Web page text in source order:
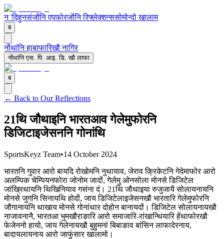
न 'दिहुनसंजोंनि एपफोरजोंनि रिफ्लेक्शन्ससोमोन्दो खालाम
ब
नोंथांनि हाबाफारिखौ नागिर
नोंथांनि एस. पि. आइ. डि. खौ लाफा
ब
← Back to Our Reflections
21थि जौथाइनि भारतआव गेलेमुफोरनि
डिजिटाइजेसननि गोनांथि
SportsKeyz Team•14 October 2024
भारतनि गुवार आरो बायदि रोखोमनि नुथायाव, जेराव क्रिकेटनि गेदेमाफोर आरो
अलम्पिक चेम्पियनफोरा जोनोम जादों, गेलेमु ओनसोला मोनसे डिजिटेल
जांख्रिथायनि थिखिनियाव गसंना दं। 21थि जौथाइया रुजुजायै सोलायनायनि
मोनसे जुगनि सिनायथि होदों, जाय डिजिटेलाइजेसनखौ भारतारि गेलेमुफोरनि
जौगानायनि थाखाय मोनसे गोनांथार दोहोन बानायदों। डिजिटेल सोलायनायखौ
नाजावनानै, भारतआ भुमखौराङारि आरो समाजारि-रांखान्थियारि हेंथाफोरखौ
फेजेननो हायो, जाय गेलेनायखौ बुहुमनां बिबाङाव बांसिन लाफादेरनाय,
बादायलायनाय आरो जाफुंसार खालामो।